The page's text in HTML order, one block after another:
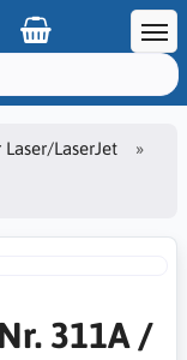
LaserJet
311A /